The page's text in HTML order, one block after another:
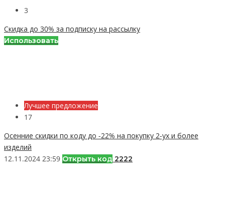
3
Скидка до 30% за подписку на рассылку
Использовать
Лучшее предложение
17
Осенние скидки по коду до -22% на покупку 2-ух и более
изделий
12.11.2024 23:59 Открыть код 2222